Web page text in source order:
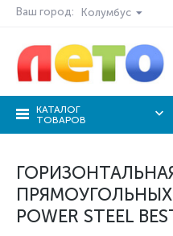
Ваш город: Колумбус
КАТАЛОГ
ТОВАРОВ
POWER STEEL